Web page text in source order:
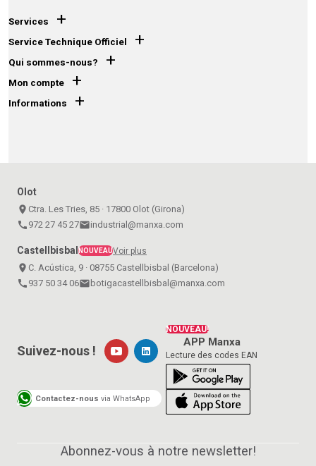
Services +
Service Technique Officiel +
Qui sommes-nous? +
Mon compte +
Informations +
Olot
place Ctra. Les Tries, 85 · 17800 Olot (Girona)
call 972 27 45 27emailindustrial@manxa.com
Castellbisbal NOUVEAUVoir plus
place C. Acústica, 9 · 08755 Castellbisbal (Barcelona)
call 937 50 34 06email botigacastellbisbal@manxa.com
NOUVEAU!
APP Manxa
Lecture des codes EAN
Suivez-nous !
Contactez-nous via WhatsApp
Abonnez-vous à notre newsletter!